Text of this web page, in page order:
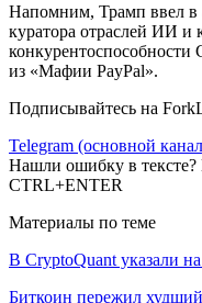
Напомним, Трамп ввел в
куратора отраслей ИИ и
из «Мафии PayPal».
Подписывайтесь на
Telegram (основной
Нашли ошибку в
CTRL+ENTER
Материалы по теме
В CryptoQuant указали
Биткоин пережил худший